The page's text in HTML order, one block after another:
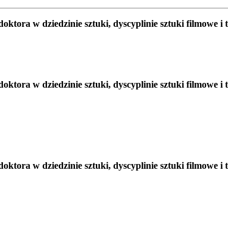
w dziedzinie sztuki, dyscyplinie sztuki filmowe
w dziedzinie sztuki, dyscyplinie sztuki filmowe
w dziedzinie sztuki, dyscyplinie sztuki filmowe i